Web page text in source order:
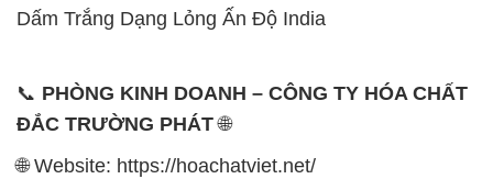
Dấm Trắng Dạng Lỏng Ấn Độ India
📞 PHÒNG KINH DOANH – CÔNG TY HÓA CHẤT
ĐẮC TRƯỜNG PHÁT🌐
🌐 Website: https://hoachatviet.net/